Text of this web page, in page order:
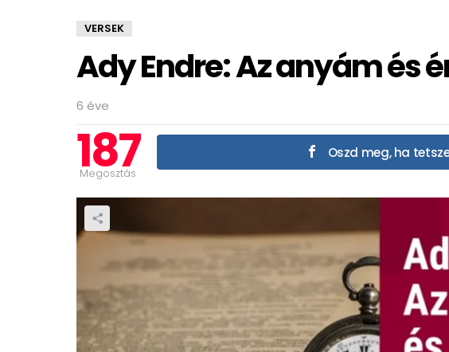
VERSEK
Ady Endre: Az anyám és
6 éve
187
Megosztás
Oszd meg, ha